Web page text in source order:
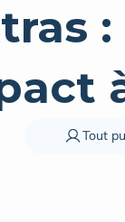
Tout